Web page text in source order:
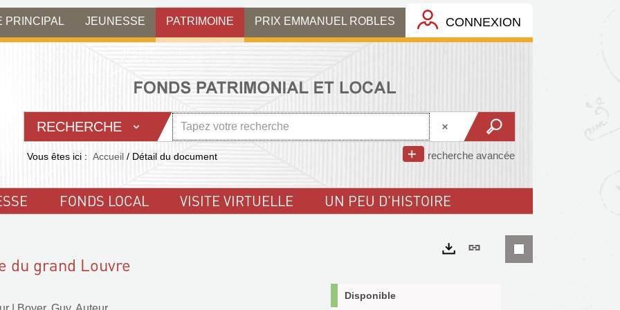
PRINCIPAL JEUNESSE PATRIMOINE PRIX EMMANUEL ROBLES CONNEXION
RECHERCHE
recherche avancée
Vous êtes ici : Accueil / Détail du document
FONDS LOCAL VISITE VIRTUELLE UN PEU D'HISTOIRE
du grand Louvre
Lien
Disponible